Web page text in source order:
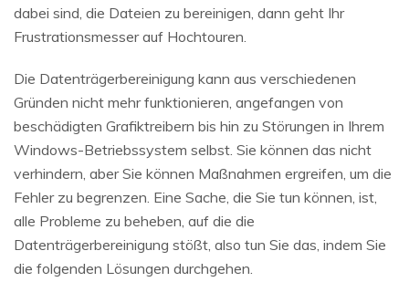
dabei sind, die Dateien zu bereinigen, dann geht Ihr
Frustrationsmesser auf Hochtouren.
Die Datenträgerbereinigung kann aus verschiedenen
Gründen nicht mehr funktionieren, angefangen von
beschädigten Grafiktreibern bis hin zu Störungen in Ihrem
Windows-Betriebssystem selbst. Sie können das nicht
verhindern, aber Sie können Maßnahmen ergreifen, um die
Fehler zu begrenzen. Eine Sache, die Sie tun können, ist,
alle Probleme zu beheben, auf die die
Datenträgerbereinigung stößt, also tun Sie das, indem Sie
die folgenden Lösungen durchgehen.